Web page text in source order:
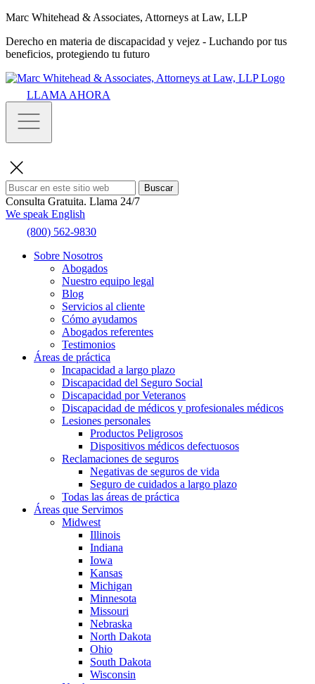
Marc Whitehead & Associates, Attorneys at Law, LLP
Derecho en materia de discapacidad y vejez - Luchando por tus
beneficios, protegiendo tu futuro
LLAMA AHORA
Buscar
Consulta Gratuita. Llama 24/7
We speak English
(800) 562-9830
Sobre Nosotros
Abogados
Nuestro equipo legal
Blog
Servicios al cliente
Cómo ayudamos
Abogados referentes
Testimonios
Áreas de práctica
Incapacidad a largo plazo
Discapacidad del Seguro Social
Discapacidad por Veteranos
Discapacidad de médicos y profesionales médicos
Lesiones personales
Productos Peligrosos
Dispositivos médicos defectuosos
Reclamaciones de seguros
Negativas de seguros de vida
Seguro de cuidados a largo plazo
Todas las áreas de práctica
Áreas que Servimos
Midwest
Illinois
Indiana
Iowa
Kansas
Michigan
Minnesota
Missouri
Nebraska
North Dakota
Ohio
South Dakota
Wisconsin